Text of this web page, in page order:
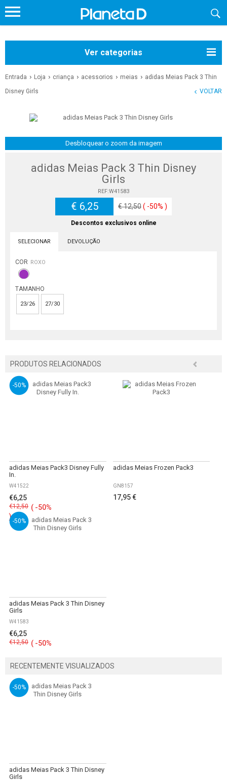
Ver categorias
Entrada Loja criança acessorios meias
adidas Meias Pack 3 Thin
Disney Girls
VOLTAR
Desbloquear o zoom da imagem
adidas Meias Pack 3 Thin Disney
Girls
REF:W41583
€ 6,25 € 12,50( -50% )
Descontos exclusivos online
SELECIONAR DEVOLUÇÃO
COR ROXO
TAMANHO
23/26 27/30
PRODUTOS RELACIONADOS
-50%
adidas Meias Pack3 Disney Fully
In.
W41522
€6,25
€12,50 ( -50%
)
adidas Meias Frozen Pack3
GN8157
17,95 €
-50%
adidas Meias Pack 3 Thin Disney
Girls
W41583
€6,25
€12,50 ( -50%
RECENTEMENTE VISUALIZADOS
-50%
adidas Meias Pack 3 Thin Disney
Girls